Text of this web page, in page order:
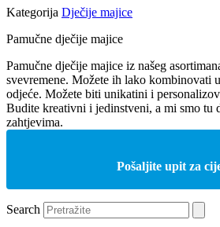
Kategorija Dječije majice
Pamučne dječije majice
Pamučne dječije majice iz našeg
svevremene. Možete ih lako kombinovati
odjeće. Možete biti unikatini i
Budite kreativni i jedinstveni, a mi smo tu
zahtjevima.
Pošaljite upit za
Search